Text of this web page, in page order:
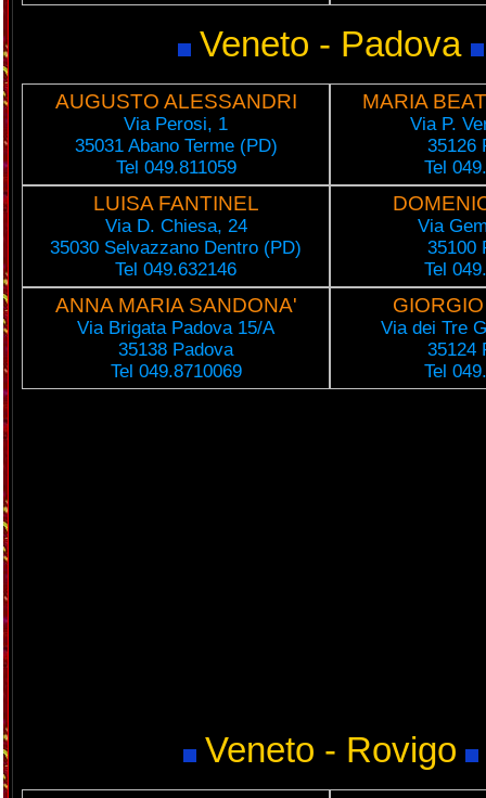
Veneto - Padova
AUGUSTO ALESSANDRI
Via Perosi, 1
35031 Abano Terme (PD)
Tel 049.811059
MARIA
Via P.
35126
Tel
LUISA FANTINEL
Via D. Chiesa, 24
35030 Selvazzano Dentro (PD)
Tel 049.632146
Via
35100
Tel
ANNA MARIA SANDONA'
Via Brigata Padova 15/A
35138 Padova
Tel 049.8710069
Via dei Tre
35124
Tel
Veneto - Rovigo